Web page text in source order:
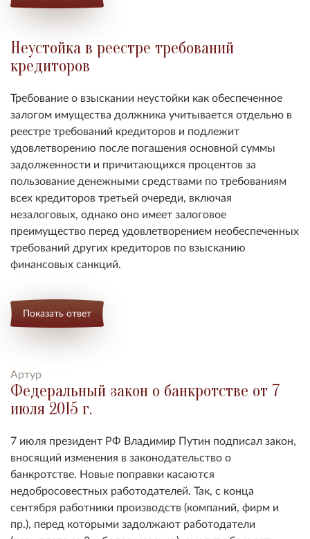
Неустойка в реестре требований
кредиторов
Требование о взыскании неустойки как обеспеченное
залогом имущества должника учитывается отдельно в
реестре требований кредиторов и подлежит
удовлетворению после погашения основной суммы
задолженности и причитающихся процентов за
пользование денежными средствами по требованиям
всех кредиторов третьей очереди, включая
незалоговых, однако оно имеет залоговое
преимущество перед удовлетворением необеспеченных
требований других кредиторов по взысканию
финансовых санкций.
Показать ответ
Артур
Федеральный закон о банкротстве от 7
июля 2015 г.
7 июля президент РФ Владимир Путин подписал закон,
вносящий изменения в законодательство о
банкротстве. Новые поправки касаются
недобросовестных работодателей. Так, с конца
сентября работники производств (компаний, фирм и
пр.), перед которыми задолжают работодатели